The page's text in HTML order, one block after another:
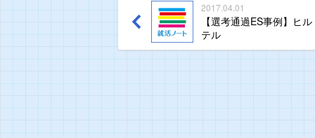
2017.04.01
【選考通過ES事例】ヒ
テル